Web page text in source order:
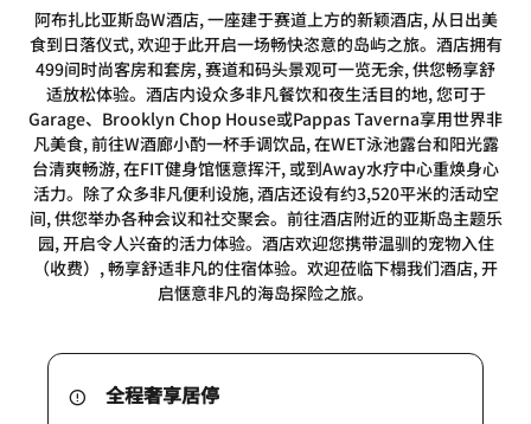
阿布扎比亚斯岛W酒店, 一座建于赛道上方的新颖酒店, 从日出美
食到日落仪式, 欢迎于此开启一场畅快恣意的岛屿之旅。酒店拥有
499间时尚客房和套房, 赛道和码头景观可一览无余, 供您畅享舒
适放松体验。酒店内设众多非凡餐饮和夜生活目的地, 您可于
Garage、Brooklyn Chop House或Pappas Taverna享用世界非
凡美食, 前往W酒廊小酌一杯手调饮品, 在WET泳池露台和阳光露
台清爽畅游, 在FIT健身馆惬意挥汗, 或到Away水疗中心重焕身心
活力。除了众多非凡便利设施, 酒店还设有约3,520平米的活动空
间, 供您举办各种会议和社交聚会。前往酒店附近的亚斯岛主题乐
园, 开启令人兴奋的活力体验。酒店欢迎您携带温驯的宠物入住
（收费）, 畅享舒适非凡的住宿体验。欢迎莅临下榻我们酒店, 开
启惬意非凡的海岛探险之旅。
全程奢享居停